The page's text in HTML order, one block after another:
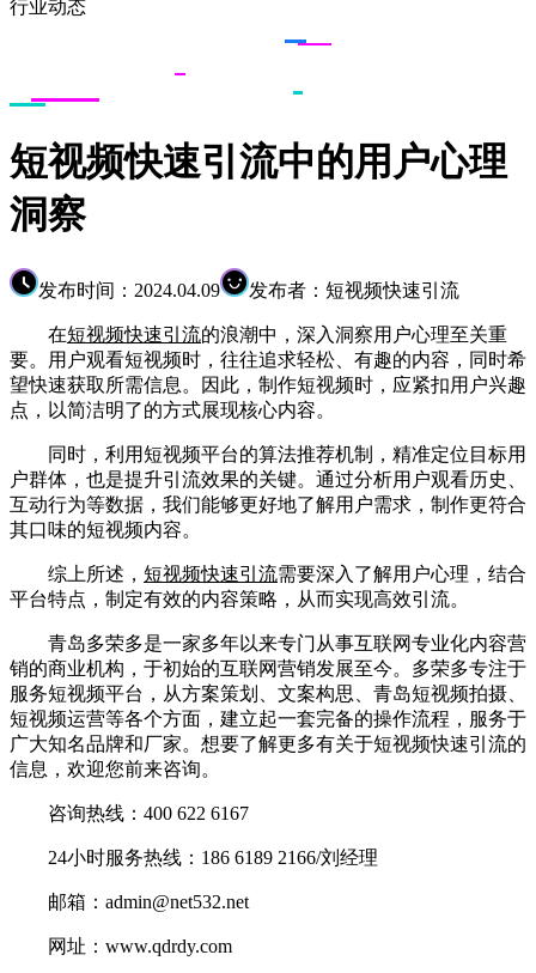
行业动态
短视频快速引流中的用户心理
洞察
发布时间：2024.04.09 发布者：短视频快速引流
在短视频快速引流的浪潮中，深入洞察用户心理至关重
要。用户观看短视频时，往往追求轻松、有趣的内容，同时希
望快速获取所需信息。因此，制作短视频时，应紧扣用户兴趣
点，以简洁明了的方式展现核心内容。
同时，利用短视频平台的算法推荐机制，精准定位目标用
户群体，也是提升引流效果的关键。通过分析用户观看历史、
互动行为等数据，我们能够更好地了解用户需求，制作更符合
其口味的短视频内容。
综上所述， 短视频快速引流需要深入了解用户心理，结合
平台特点，制定有效的内容策略，从而实现高效引流。
青岛多荣多是一家多年以来专门从事互联网专业化内容营
销的商业机构，于初始的互联网营销发展至今。多荣多专注于
服务短视频平台，从方案策划、文案构思、青岛短视频拍摄、
短视频运营等各个方面，建立起一套完备的操作流程，服务于
广大知名品牌和厂家。想要了解更多有关于短视频快速引流的
信息，欢迎您前来咨询。
咨询热线：400 622 6167
24小时服务热线：186 6189 2166/刘经理
邮箱：admin@net532.net
网址：www.qdrdy.com